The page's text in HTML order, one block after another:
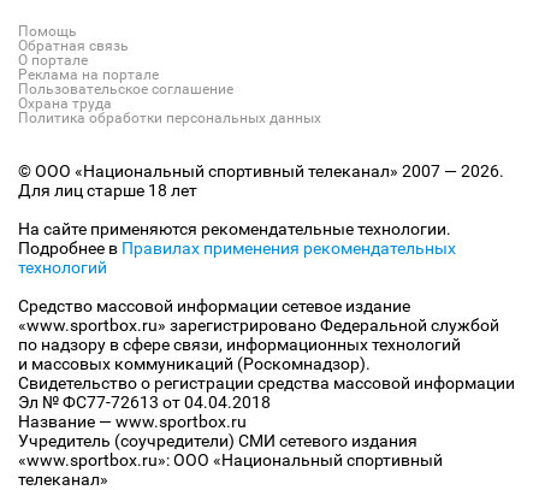
Помощь
Обратная связь
О портале
Реклама на портале
Пользовательское соглашение
Охрана труда
Политика обработки персональных данных
© ООО «Национальный спортивный телеканал» 2007 — 2026.
Для лиц старше 18 лет
На сайте применяются рекомендательные технологии.
Подробнее в Правилах применения рекомендательных
технологий
Средство массовой информации сетевое издание
«www.sportbox.ru» зарегистрировано Федеральной службой
по надзору в сфере связи, информационных технологий
и массовых коммуникаций (Роскомнадзор).
Свидетельство о регистрации средства массовой информации
Эл № ФС77-72613 от 04.04.2018
Название — www.sportbox.ru
Учредитель (соучредители) СМИ сетевого издания
«www.sportbox.ru»: ООО «Национальный спортивный
телеканал»